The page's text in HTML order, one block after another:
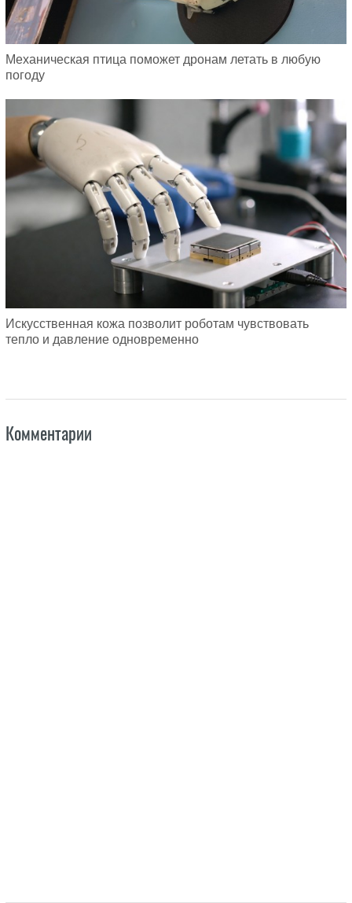
Механическая птица поможет дронам летать в любую
погоду
Искусственная кожа позволит роботам чувствовать
тепло и давление одновременно
Комментарии